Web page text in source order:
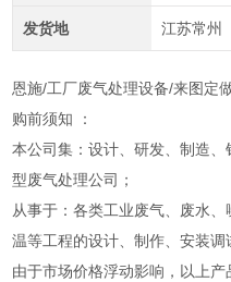
发货地 江苏常州
恩施/工厂废气处理设备/来图定
购前须知 ：
本公司集：设计、研发、制造
型废气处理公司；
从事于：各类工业废气、废水
温等工程的设计、制作、安装调
由于市场价格浮动影响，以上